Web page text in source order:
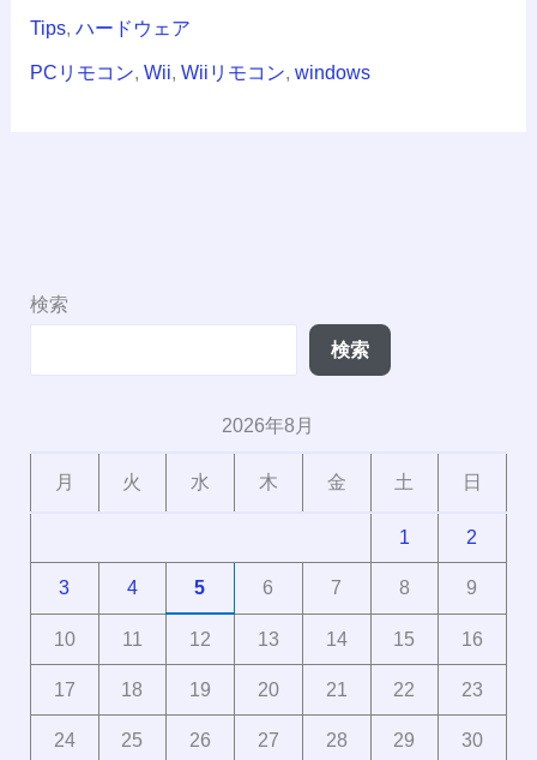
Tips, ハードウェア
PCリモコン, Wii, Wiiリモコン, windows
検索
検索
2026年8月
月 火 水 木 金 土 日
1 2
3 4 5 6 7 8 9
10 11 12 13 14 15 16
17 18 19 20 21 22 23
24 25 26 27 28 29 30